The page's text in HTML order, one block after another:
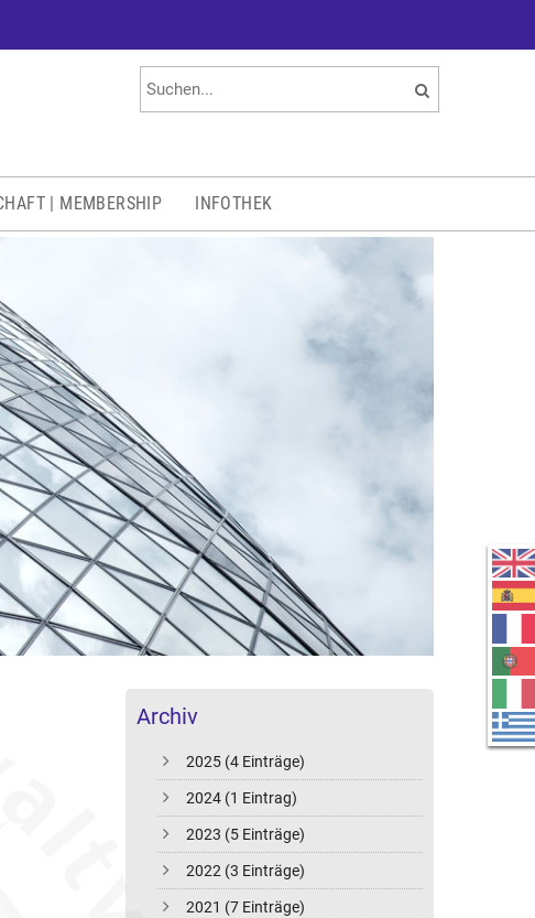
| MEMBERSHIP INFOTHEK
Archiv
2025 (4 Einträge)
2024 (1 Eintrag)
2023 (5 Einträge)
2022 (3 Einträge)
2021 (7 Einträge)